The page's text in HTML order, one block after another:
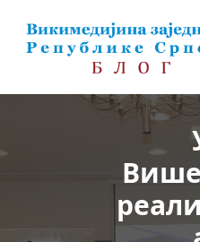
садржај